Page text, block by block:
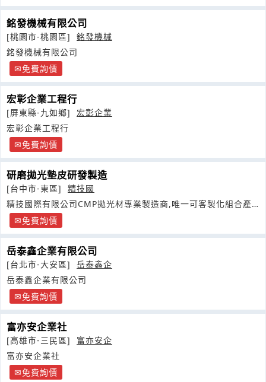
銘發機械有限公司
[桃園市-桃園區]
銘發機械
銘發機械有限公司
免費詢價
宏彰企業工程行
[屏東縣-九如鄉]
宏彰企業
宏彰企業工程行
免費詢價
研磨拋光墊皮研發製造
[台中市-東區]
精技國
精技國際有限公司CMP拋光材專業製造商,唯一可客製化組合產
品廠商免費詢價
岳泰鑫企業有限公司
[台北市-大安區]
岳泰鑫企
岳泰鑫企業有限公司
免費詢價
富亦安企業社
[高雄市-三民區]
富亦安企
富亦安企業社
免費詢價